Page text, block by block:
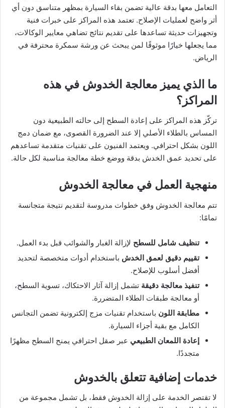
التعامل معها بدقة عالية تضمن بقاء السيارة بمظهر متناسق دون أي
أثر واضح لعمليات الإصلاح. تعتمد هذه المراكز على خبرات فنية
وتجهيزات حديثة تساعدها على تقديم نتائج تضاهي معايير الوكالات،
مما يجعلها خيارًا موثوقًا لمن يبحث عن ورشة سمكرة محترفة في
الرياض.
ما الذي يميز معالجة الخدوش في هذه
المراكز؟
تركّز هذه المراكز على إعادة السطح إلى حالته الطبيعية دون
المساس بالطلاء الأصلي إلا عند الضرورة القصوى، مع ضمان دمج
اللون بشكل احترافي. ويعتمد الفنيون على تقنيات متقدمة تساعدهم
على تحديد عمق الخدش بدقة ووضع خطة معالجة مناسبة لكل حالة.
منهجية العمل في معالجة الخدوش
تتم معالجة الخدوش وفق خطوات مدروسة لتقديم نتيجة متجانسة
تمامًا:
تنظيف شامل للسطح لإزالة الغبار والشوائب قبل بدء العمل.
تقييم دقيق لعمق الخدش باستخدام أدوات متخصصة لتحديد
أفضل أسلوب للإصلاح.
تنفيذ معالجة دقيقة تشمل إزالة آثار الاحتكاك، تسوية السطح،
أو معالجة طبقات الطلاء المتضررة.
مطابقة اللون باستخدام تقنيات مزج إلكترونية تضمن التجانس
الكامل مع بقية أجزاء السيارة.
إعادة اللمعان الطبيعي عبر صقل احترافي يمنح السطح مظهرًا
متجددًا.
خدمات إضافية تتعلق بالخدوش
لا تقتصر الخدمة على إزالة الخدوش فقط، بل تشمل مجموعة من